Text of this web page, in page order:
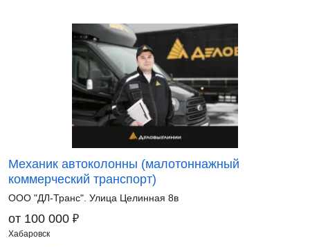
Механик автоколонны (малотоннажный
коммерческий транспорт)
ООО "ДЛ-Транс". Улица Целинная 8в
от 100 000 ₽
Хабаровск